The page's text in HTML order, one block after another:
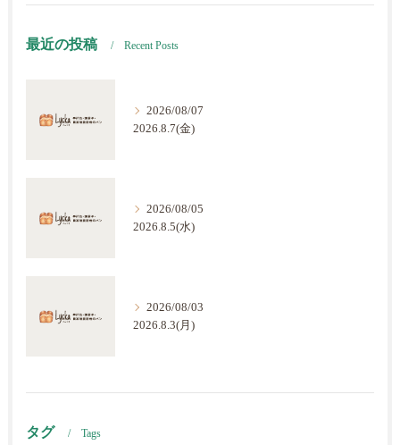
最近の投稿 Recent Posts
2026/08/07
2026.8.7(金)
2026/08/05
2026.8.5(水)
2026/08/03
2026.8.3(月)
タグ Tags